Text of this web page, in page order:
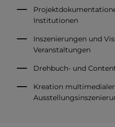
Institutionen
Inszenierungen und
Veranstaltungen
Drehbuch- und
Kreation multimedialer